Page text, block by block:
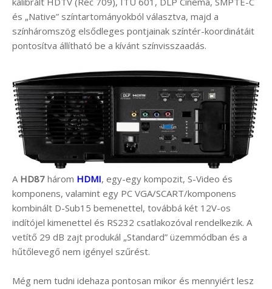
és „Native” színtartományokból választva, majd a
színháromszög elsődleges pontjainak színtér-koordinátáit
pontosítva állítható be a kívánt színvisszaadás.
A HD87 három HDMI, egy-egy kompozit, S-Video és
komponens, valamint egy PC VGA/SCART/komponens
kombinált D-Sub15 bemenettel, továbbá két 12V-os
indítójel kimenettel és RS232 csatlakozóval rendelkezik. A
vetítő 29 dB zajt produkál „Standard” üzemmódban és a
hűtőlevegő nem igényel szűrést.
Még nem tudni idehaza pontosan mikor és mennyiért lesz